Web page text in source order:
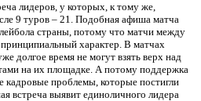
лидеров, у которых, к тому же,
9 туров – 21. Подобная афиша матча
страны, потому что матчи между
характер. В матчах
долгое время не могут взять верх над
на их площадке. А потому поддержка
кадровые проблемы, которые постигли
встреча выявит единоличного лидера